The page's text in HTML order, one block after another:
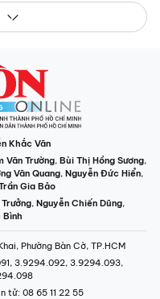
Khắc Văn
Văn Trường, Bùi Thị Hồng Sương,
Văn Quang, Nguyễn Đức Hiển,
Gia Bảo
, Nguyễn Chiến Dũng,
Bình
Phường Bàn Cờ, TP.HCM
3.9294.092, 3.9294.093,
tử: 08 65 11 22 55